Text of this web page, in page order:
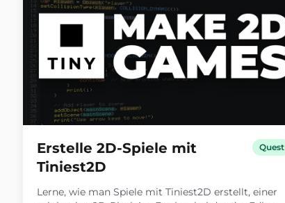
Erstelle 2D-Spiele mit
Tiniest2D
Quest
Lerne, wie man Spiele mit Tiniest2D erstellt, einer